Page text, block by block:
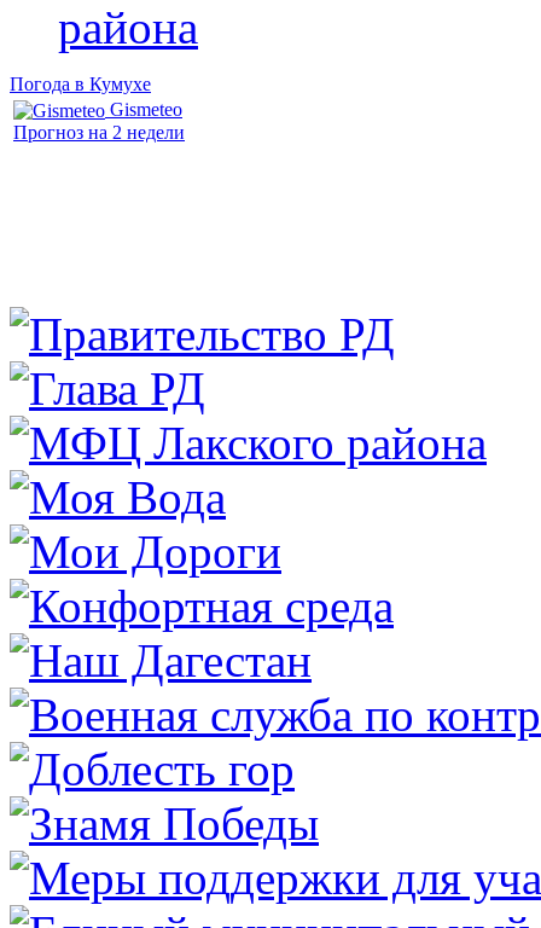
района
Погода в Кумухе
Gismeteo
Прогноз на 2 недели